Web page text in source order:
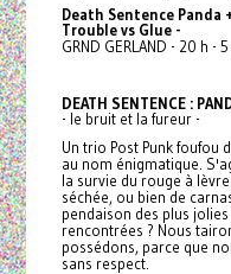
Death Sentence Panda
Trouble vs Glue-
GRND GERLAND - 20 h -
DEATH SENTENCE :
- le bruit et la fureur -
Un trio Post Punk foufou
au nom énigmatique.
la survie du rouge à
séchée, ou bien de
pendaison des plus
rencontrées ? Nous
possédons, parce que
sans respect.